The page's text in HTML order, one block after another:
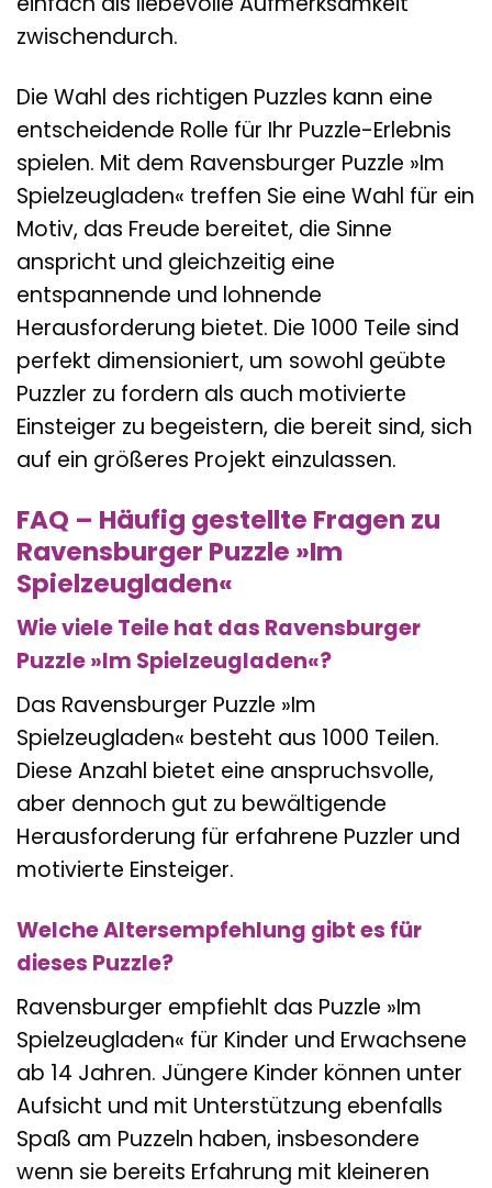
zwischendurch.
Die Wahl des richtigen Puzzles kann eine
entscheidende Rolle für Ihr Puzzle-Erlebnis
spielen. Mit dem Ravensburger Puzzle »Im
Spielzeugladen« treffen Sie eine Wahl für ein
Motiv, das Freude bereitet, die Sinne
anspricht und gleichzeitig eine
entspannende und lohnende
Herausforderung bietet. Die 1000 Teile sind
perfekt dimensioniert, um sowohl geübte
Puzzler zu fordern als auch motivierte
Einsteiger zu begeistern, die bereit sind, sich
auf ein größeres Projekt einzulassen.
FAQ – Häufig gestellte Fragen zu
Ravensburger Puzzle »Im
Spielzeugladen«
Wie viele Teile hat das Ravensburger
Puzzle »Im Spielzeugladen«?
Das Ravensburger Puzzle »Im
Spielzeugladen« besteht aus 1000 Teilen.
Diese Anzahl bietet eine anspruchsvolle,
aber dennoch gut zu bewältigende
Herausforderung für erfahrene Puzzler und
motivierte Einsteiger.
Welche Altersempfehlung gibt es für
dieses Puzzle?
Ravensburger empfiehlt das Puzzle »Im
Spielzeugladen« für Kinder und Erwachsene
ab 14 Jahren. Jüngere Kinder können unter
Aufsicht und mit Unterstützung ebenfalls
Spaß am Puzzeln haben, insbesondere
wenn sie bereits Erfahrung mit kleineren